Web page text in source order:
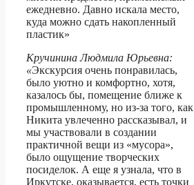
ежедневно. Давно искала место,
куда можно сдать накопленный
пластик»
Кручинина Людмила Юрьевна:
«Экскурсия очень понравилась,
было уютно и комфортно, хотя,
казалось бы, помещение ближе к
промышленному, но из-за того, как
Никита увлеченно рассказывал, и
мы участвовали в создании
практичной вещи из «мусора»,
было ощущение творческих
посиделок. А еще я узнала, что в
Иркутске, оказывается, есть точки